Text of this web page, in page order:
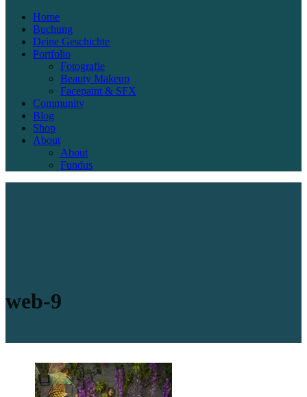
Home
Buchung
Deine Geschichte
Portfolio
Fotografie
Beauty Makeup
Facepaint & SFX
Community
Blog
Shop
About
About
Fundus
web-9